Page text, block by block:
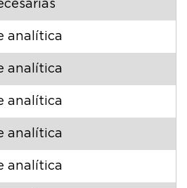
analítica
analítica
analítica
analítica
analítica